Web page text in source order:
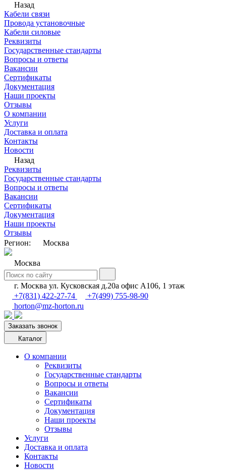
Назад
Кабели связи
Провода установочные
Кабели силовые
Реквизиты
Государственные стандарты
Вопросы и ответы
Вакансии
Сертификаты
Документация
Наши проекты
Отзывы
О компании
Услуги
Доставка и оплата
Контакты
Новости
Назад
Реквизиты
Государственные стандарты
Вопросы и ответы
Вакансии
Сертификаты
Документация
Наши проекты
Отзывы
Регион:
Москва
Москва
г. Москва ул. Кусковская д.20а офис А106, 1 этаж
+7(831) 422-27-74
+7(499) 755-98-90
horton@mz-horton.ru
Заказать звонок
Каталог
О компании
Реквизиты
Государственные стандарты
Вопросы и ответы
Вакансии
Сертификаты
Документация
Наши проекты
Отзывы
Услуги
Доставка и оплата
Контакты
Новости